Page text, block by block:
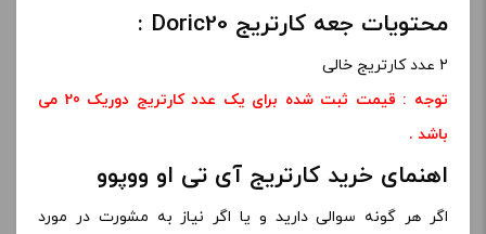
محتویات جعه کارتریج Doric20 :
2 عدد کارتریج خالی
توجه :
قیمت ثبت شده برای یک عدد کارتریج دوریک 20 می
باشد .
اهنمای خرید کارتریج آی تی او ووپوو
اگر هر گونه سوالی دارید و یا اگر نیاز به مشورت در مورد